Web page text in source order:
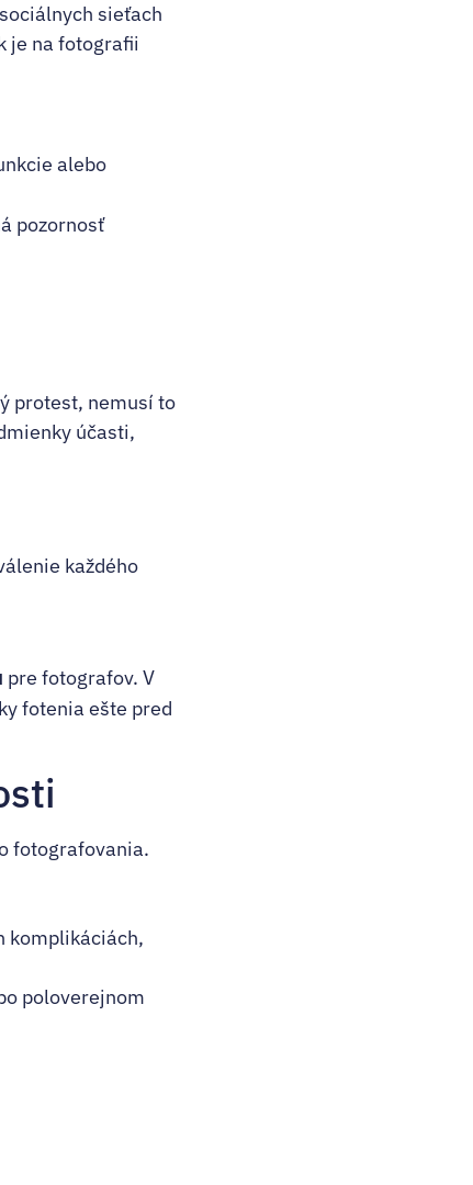
sieťach
je na fotografii
alebo
pozornosť
protest, nemusí to
účasti,
každého
pre fotografov. V
fotenia ešte pred
fotografovania.
komplikáciách,
poloverejnom